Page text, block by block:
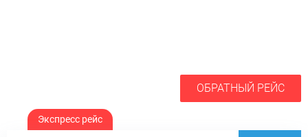
ОБРАТНЫЙ РЕЙС
Экспресс рейс